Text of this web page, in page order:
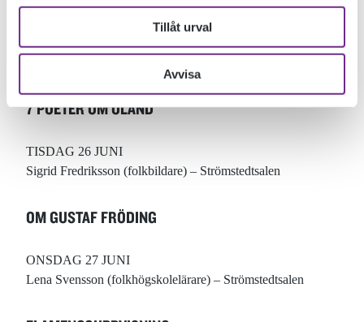
Tillåt urval
Avvisa
TISDAG 19 JUNI
7 POETER OM ÖLAND
TISDAG 26 JUNI
Sigrid Fredriksson (folkbildare) – Strömstedtsalen
OM GUSTAF FRÖDING
ONSDAG 27 JUNI
Lena Svensson (folkhögskolelärare) – Strömstedtsalen